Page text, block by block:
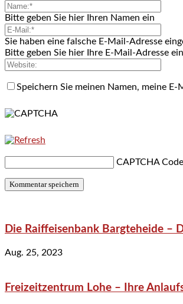
Bitte geben Sie hier Ihren Namen ein
Sie haben eine falsche E-Mail-Adresse
Bitte geben Sie hier Ihre E-Mail-Adresse ein
Speichern Sie meinen Namen, meine
CAPTCHA Code
Die Raiffeisenbank Bargteheide –
Aug. 25, 2023
Freizeitzentrum Lohe – Ihre